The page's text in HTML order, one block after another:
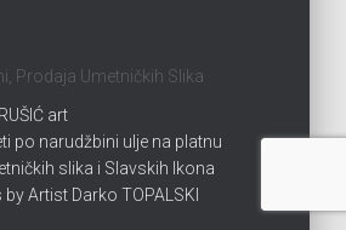
Prodaja Umetničkih Slika
art
po narudžbini ulje na platnu
slika i Slavskih Ikona
Artist Darko TOPALSKI